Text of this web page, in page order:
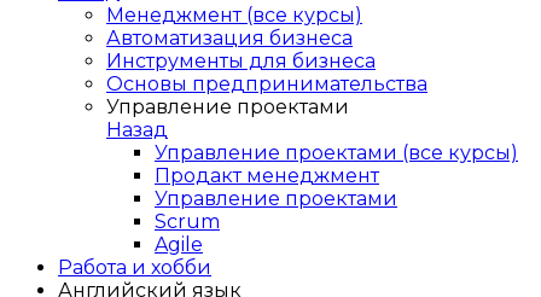
Менеджмент (все курсы)
Автоматизация бизнеса
Инструменты для бизнеса
Основы предпринимательства
Управление проектами
Назад
Управление проектами (все курсы)
Продакт менеджмент
Управление проектами
Scrum
Agile
Работа и хобби
Английский язык